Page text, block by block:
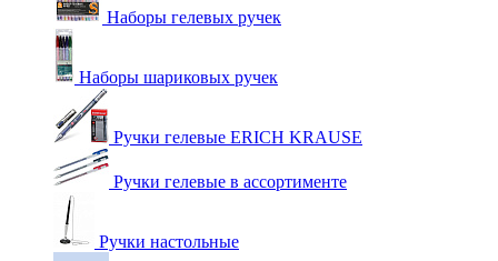
Наборы гелевых ручек
Наборы шариковых ручек
Ручки гелевые ERICH KRAUSE
Ручки гелевые в ассортименте
Ручки настольные